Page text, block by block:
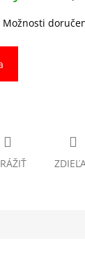
Možnosti